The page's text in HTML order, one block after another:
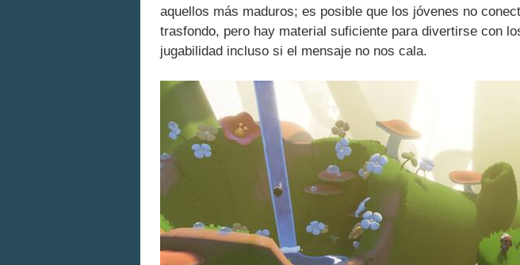
aquellos más maduros; es posible que los jóvenes no
trasfondo, pero hay material suficiente para divertirse con
jugabilidad incluso si el mensaje no nos cala.